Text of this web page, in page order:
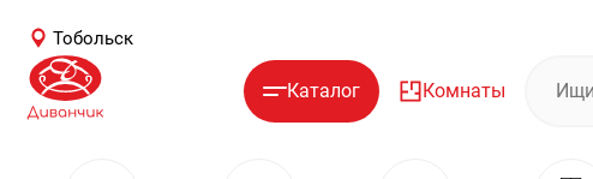
Тобольск
Каталог Комнаты